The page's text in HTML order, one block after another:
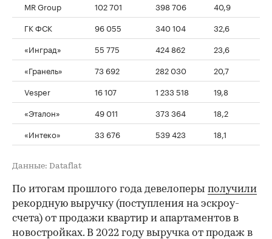
MR Group
102 701 398 706
40,9
ГК ФСК
96 055 340 104
32,6
«Инград»
55 775 424 862
23,6
«Гранель»
73 692 282 030
20,7
Vesper
16 107 1 233 518
19,8
«Эталон»
49 011 373 364
18,2
«Интеко»
33 676 539 423 18,1
Данные: Dataflat
По итогам прошлого года девелоперы получили
рекордную выручку (поступления на эскроу-
счета) от продажи квартир и апартаментов в
новостройках. В 2022 году выручка от продаж в